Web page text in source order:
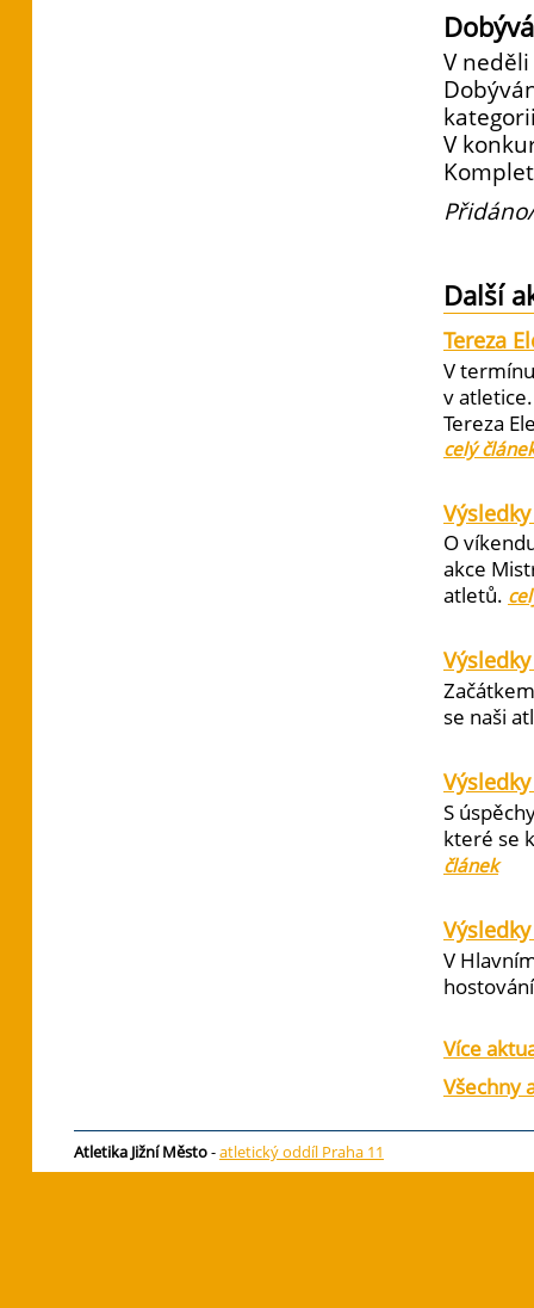
V
V
Další
Tereza
V
v
Tereza
celý
O
akce
atletů.
se naši
S
které se
článek
V
Více
Všechny
Atletika Jižní Město-atletický oddíl Praha 11